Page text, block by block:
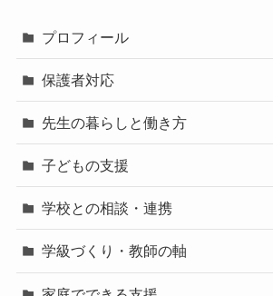
プロフィール
保護者対応
先生の暮らしと働き方
子どもの支援
学校との相談・連携
学級づくり・教師の軸